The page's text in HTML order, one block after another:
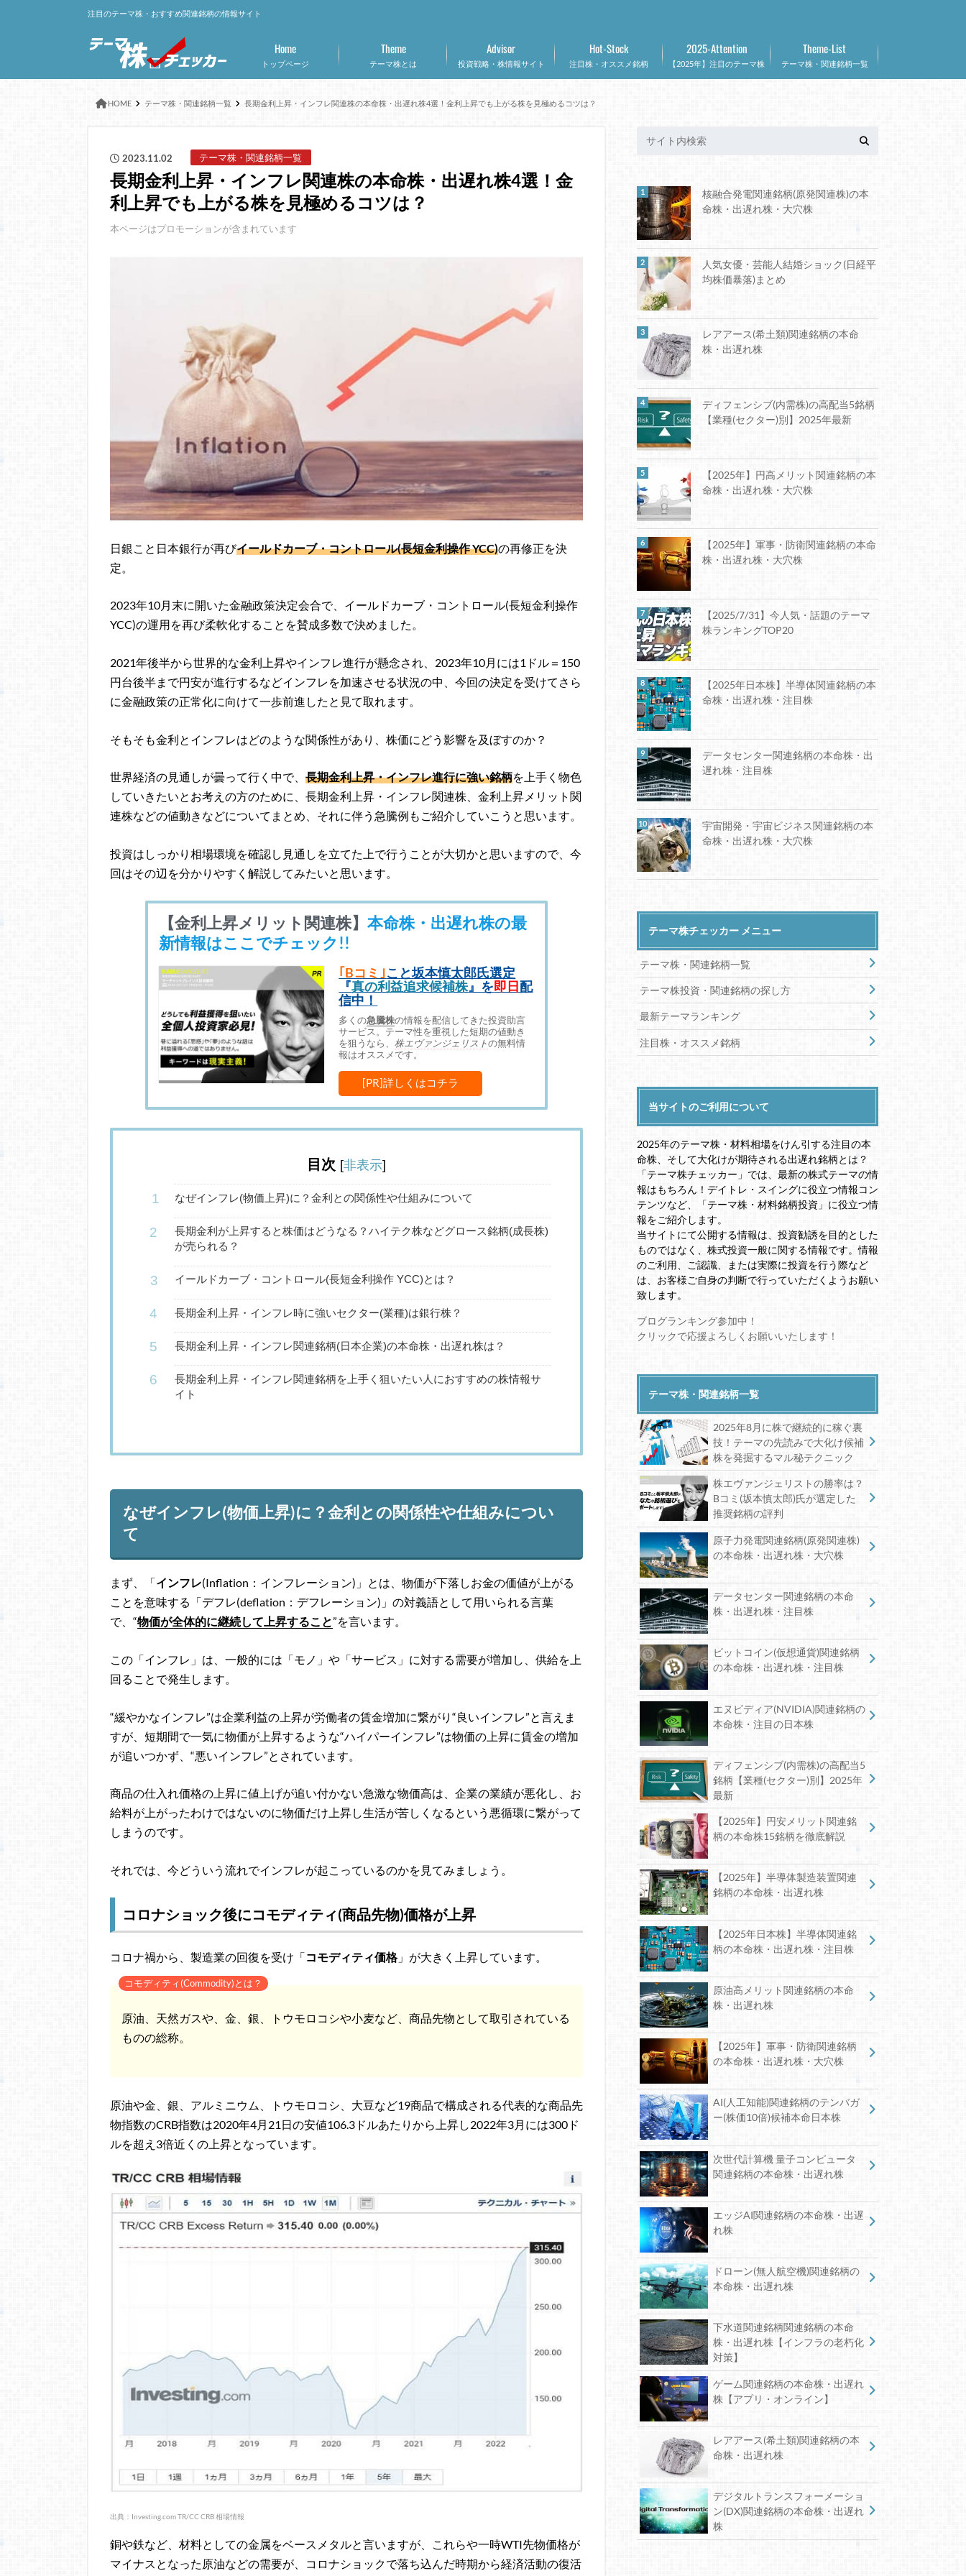
注目のテーマ株・おすすめ関連銘柄の情報サイト
トップページ
Home
テーマ株とは
Theme
投資戦略・株情報サイト
Advisor
注目株・オススメ銘柄
Hot-Stock
【2025年】注目のテーマ株
2025-Attention
テーマ株・関連銘柄一覧
Theme-List
HOME テーマ株・関連銘柄一覧 長期金利上昇・インフレ関連株の本命株・出遅れ株4選！金利上昇でも上がる株を見極めるコツは？
2023.11.02 テーマ株・関連銘柄一覧
長期金利上昇・インフレ関連株の本命株・出遅れ株4選！金
利上昇でも上がる株を見極めるコツは？
本ページはプロモーションが含まれています
日銀こと日本銀行が再びイールドカーブ・コントロール(長短金利操作 YCC)の再修正を決
定。
2023年10月末に開いた金融政策決定会合で、イールドカーブ・コントロール(長短金利操作
YCC)の運用を再び柔軟化することを賛成多数で決めました。
2021年後半から世界的な金利上昇やインフレ進行が懸念され、2023年10月には1ドル＝150
円台後半まで円安が進行するなどインフレを加速させる状況の中、今回の決定を受けてさら
に金融政策の正常化に向けて一歩前進したと見て取れます。
そもそも金利とインフレはどのような関係性があり、株価にどう影響を及ぼすのか？
世界経済の見通しが曇って行く中で、 長期金利上昇・インフレ進行に強い銘柄を上手く物色
していきたいとお考えの方のために、長期金利上昇・インフレ関連株、金利上昇メリット関
連株などの値動きなどについてまとめ、それに伴う急騰例もご紹介していこうと思います。
投資はしっかり相場環境を確認し見通しを立てた上で行うことが大切かと思いますので、今
回はその辺を分かりやすく解説してみたいと思います。
【金利上昇メリット関連株】本命株・出遅れ株の最
新情報はここでチェック!!
｢Bコミ｣こと坂本慎太郎氏選定
『真の利益追求候補株』を即日配
信中！
多くの急騰株の情報を配信してきた投資助言
サービス。テーマ性を重視した短期の値動き
を狙うなら、株エヴァンジェリストの無料情
報はオススメです。
[PR]詳しくはコチラ
目次 [非表示]
なぜインフレ(物価上昇)に？金利との関係性や仕組みについて
長期金利が上昇すると株価はどうなる？ハイテク株などグロース銘柄(成長株)
が売られる？
イールドカーブ・コントロール(長短金利操作 YCC)とは？
長期金利上昇・インフレ時に強いセクター(業種)は銀行株？
長期金利上昇・インフレ関連銘柄(日本企業)の本命株・出遅れ株は？
長期金利上昇・インフレ関連銘柄を上手く狙いたい人におすすめの株情報サ
イト
なぜインフレ(物価上昇)に？金利との関係性や仕組みについ
て
まず、「インフレ(Inflation：インフレーション)」とは、物価が下落しお金の価値が上がる
ことを意味する「デフレ(deflation：デフレーション)」の対義語として用いられる言葉
で、“物価が全体的に継続して上昇すること”を言います。
この「インフレ」は、一般的には「モノ」や「サービス」に対する需要が増加し、供給を上
回ることで発生します。
“緩やかなインフレ”は企業利益の上昇が労働者の賃金増加に繋がり“良いインフレ”と言えま
すが、短期間で一気に物価が上昇するような“ハイパーインフレ”は物価の上昇に賃金の増加
が追いつかず、“悪いインフレ”とされています。
商品の仕入れ価格の上昇に値上げが追い付かない急激な物価高は、企業の業績が悪化し、お
給料が上がったわけではないのに物価だけ上昇し生活が苦しくなるという悪循環に繋がって
しまうのです。
それでは、今どういう流れでインフレが起こっているのかを見てみましょう。
コロナショック後にコモディティ(商品先物)価格が上昇
コロナ禍から、製造業の回復を受け「コモディティ価格」が大きく上昇しています。
コモディティ(Commodity)とは？
原油、天然ガスや、金、銀、トウモロコシや小麦など、商品先物として取引されている
ものの総称。
原油や金、銀、アルミニウム、トウモロコシ、大豆など19商品で構成される代表的な商品先
物指数のCRB指数は2020年4月21日の安値106.3ドルあたりから上昇し2022年3月には300ド
ルを超え3倍近くの上昇となっています。
出典：Investing.com TR/CC CRB 相場情報
銅や鉄など、材料としての金属をベースメタルと言いますが、これらや一時WTI先物価格が
マイナスとなった原油などの需要が、コロナショックで落ち込んだ時期から経済活動の復活
核融合発電関連銘柄(原発関連株)の本
命株・出遅れ株・大穴株
人気女優・芸能人結婚ショック(日経平
均株価暴落)まとめ
レアアース(希土類)関連銘柄の本命
株・出遅れ株
ディフェンシブ(内需株)の高配当5銘柄
【業種(セクター)別】2025年最新
【2025年】円高メリット関連銘柄の本
命株・出遅れ株・大穴株
【2025年】軍事・防衛関連銘柄の本命
株・出遅れ株・大穴株
【2025/7/31】今人気・話題のテーマ
株ランキングTOP20
【2025年日本株】半導体関連銘柄の本
命株・出遅れ株・注目株
データセンター関連銘柄の本命株・出
遅れ株・注目株
宇宙開発・宇宙ビジネス関連銘柄の本
命株・出遅れ株・大穴株
テーマ株チェッカー メニュー
テーマ株・関連銘柄一覧
テーマ株投資・関連銘柄の探し方
最新テーマランキング
注目株・オススメ銘柄
当サイトのご利用について
2025年のテーマ株・材料相場をけん引する注目の本
命株、そして大化けが期待される出遅れ銘柄とは？
「テーマ株チェッカー」では、最新の株式テーマの情
報はもちろん！デイトレ・スイングに役立つ情報コン
テンツなど、「テーマ株・材料銘柄投資」に役立つ情
報をご紹介します。
当サイトにて公開する情報は、投資勧誘を目的とした
ものではなく、株式投資一般に関する情報です。情報
のご利用、ご認識、または実際に投資を行う際など
は、お客様ご自身の判断で行っていただくようお願い
致します。
ブログランキング参加中！
クリックで応援よろしくお願いいたします！
テーマ株・関連銘柄一覧
2025年8月に株で継続的に稼ぐ裏
技！テーマの先読みで大化け候補
株を発掘するマル秘テクニック
株エヴァンジェリストの勝率は？
Bコミ(坂本慎太郎)氏が選定した
推奨銘柄の評判
原子力発電関連銘柄(原発関連株)
の本命株・出遅れ株・大穴株
データセンター関連銘柄の本命
株・出遅れ株・注目株
ビットコイン(仮想通貨)関連銘柄
の本命株・出遅れ株・注目株
エヌビディア(NVIDIA)関連銘柄の
本命株・注目の日本株
ディフェンシブ(内需株)の高配当5
銘柄【業種(セクター)別】2025年
最新
【2025年】円安メリット関連銘
柄の本命株15銘柄を徹底解説
【2025年】半導体製造装置関連
銘柄の本命株・出遅れ株
【2025年日本株】半導体関連銘
柄の本命株・出遅れ株・注目株
原油高メリット関連銘柄の本命
株・出遅れ株
【2025年】軍事・防衛関連銘柄
の本命株・出遅れ株・大穴株
AI(人工知能)関連銘柄のテンバガ
ー(株価10倍)候補本命日本株
次世代計算機 量子コンピュータ
関連銘柄の本命株・出遅れ株
エッジAI関連銘柄の本命株・出遅
れ株
ドローン(無人航空機)関連銘柄の
本命株・出遅れ株
下水道関連銘柄関連銘柄の本命
株・出遅れ株【インフラの老朽化
対策】
ゲーム関連銘柄の本命株・出遅れ
株【アプリ・オンライン】
レアアース(希土類)関連銘柄の本
命株・出遅れ株
デジタルトランスフォーメーショ
ン(DX)関連銘柄の本命株・出遅れ
株